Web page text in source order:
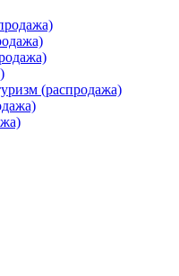
(распродажа)